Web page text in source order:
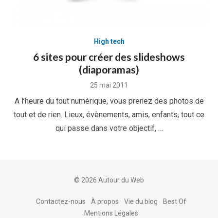
High tech
6 sites pour créer des slideshows
(diaporamas)
Posted
25 mai 2011
A l’heure du tout numérique, vous prenez des photos de
tout et de rien. Lieux, évènements, amis, enfants, tout ce
qui passe dans votre objectif, …
© 2026 Autour du Web
Contactez-nous À propos Vie du blog
Best Of
Mentions Légales